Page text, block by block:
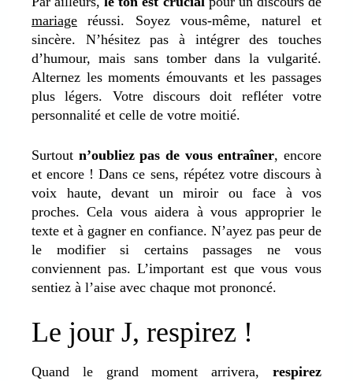
mariage réussi. Soyez vous-même, naturel et
sincère. N’hésitez pas à intégrer des touches
d’humour, mais sans tomber dans la vulgarité.
Alternez les moments émouvants et les passages
plus légers. Votre discours doit refléter votre
personnalité et celle de votre moitié.
Surtout n’oubliez pas de vous entraîner, encore
et encore ! Dans ce sens, répétez votre discours à
voix haute, devant un miroir ou face à vos
proches. Cela vous aidera à vous approprier le
texte et à gagner en confiance. N’ayez pas peur de
le modifier si certains passages ne vous
conviennent pas. L’important est que vous vous
sentiez à l’aise avec chaque mot prononcé.
Le jour J, respirez !
Quand le grand moment arrivera, respirez